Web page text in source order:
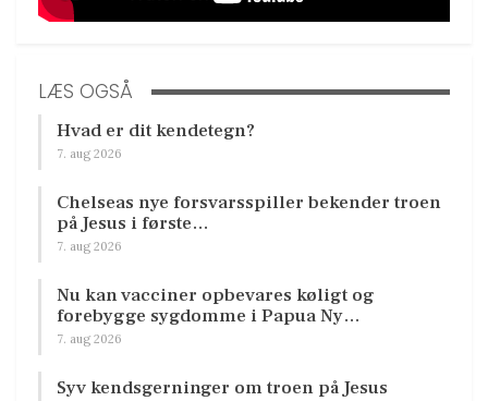
LÆS OGSÅ
Hvad er dit kendetegn?
7. aug 2026
Chelseas nye forsvarsspiller bekender troen
på Jesus i første…
7. aug 2026
Nu kan vacciner opbevares køligt og
forebygge sygdomme i Papua Ny…
7. aug 2026
Syv kendsgerninger om troen på Jesus